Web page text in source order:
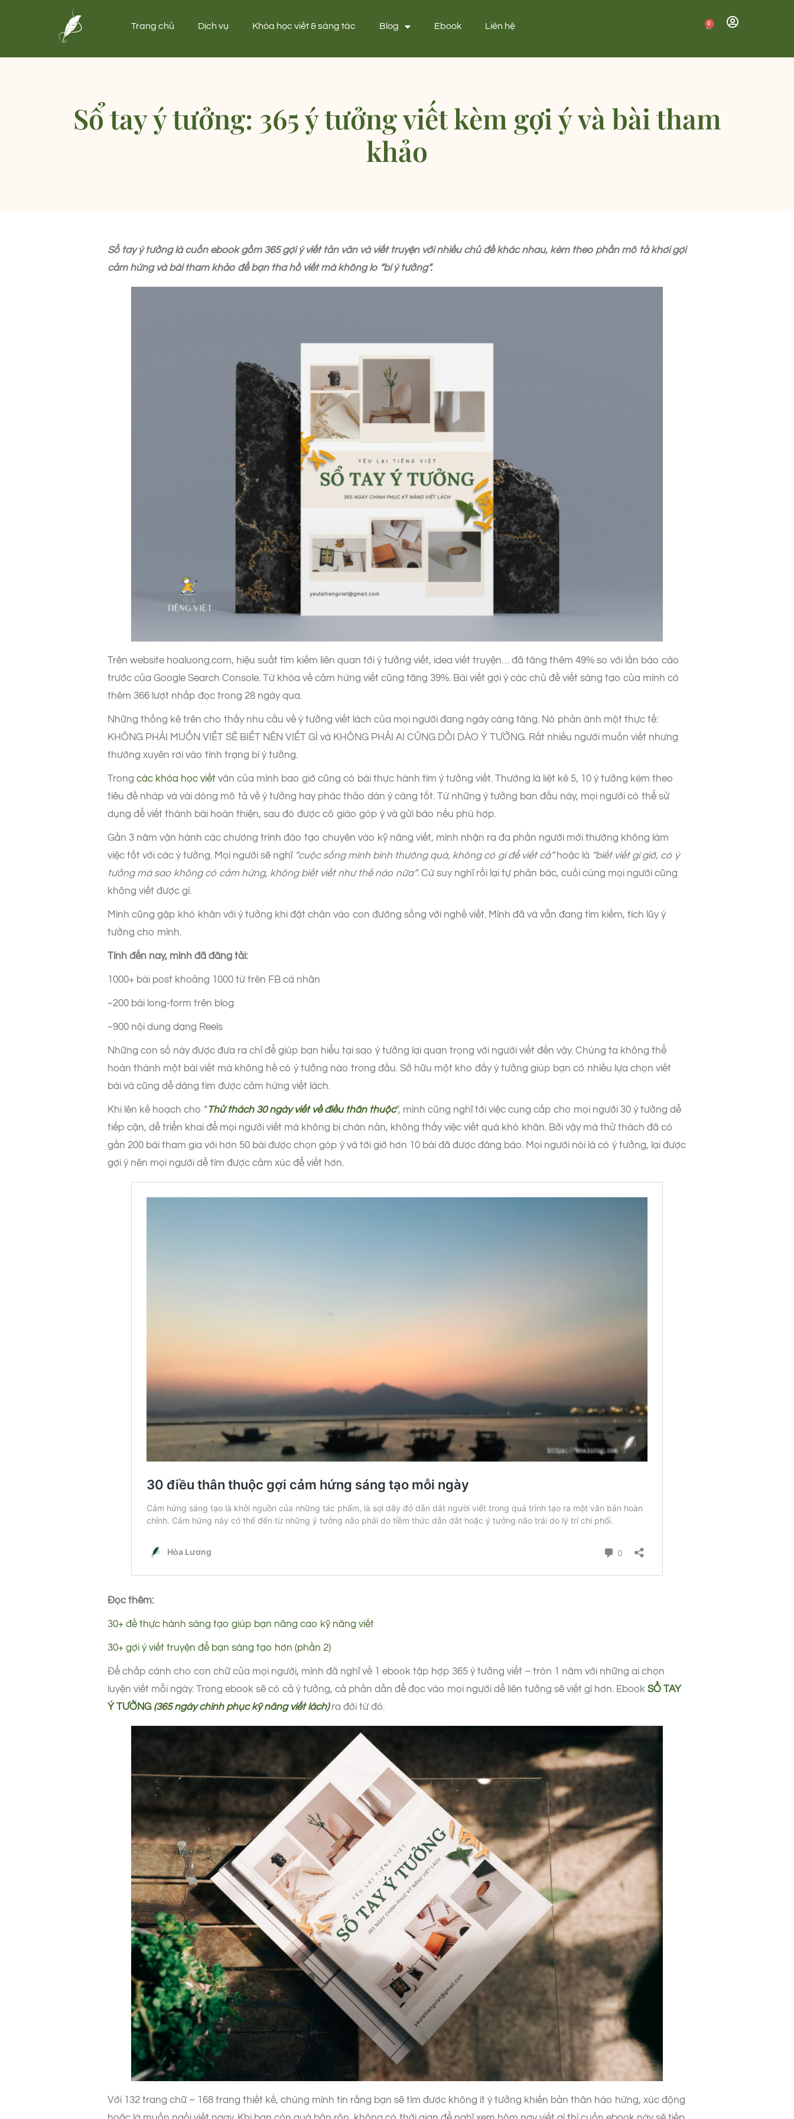
Trang chủ Dịch vụ Khóa học viết & sáng tác Blog Ebook Liên hệ 0
Sổ tay ý tưởng: 365 ý tưởng viết kèm gợi ý và bài tham
khảo
Sổ tay ý tưởng là cuốn ebook gồm 365 gợi ý viết tản văn và viết truyện với nhiều chủ đề khác nhau, kèm theo phần mô tả khơi gợi
cảm hứng và bài tham khảo để bạn tha hồ viết mà không lo “bí ý tưởng”.
Trên website hoaluong.com, hiệu suất tìm kiếm liên quan tới ý tưởng viết, idea viết truyện… đã tăng thêm 49% so với lần báo cáo
trước của Google Search Console. Từ khóa về cảm hứng viết cũng tăng 39%. Bài viết gợi ý các chủ đề viết sáng tạo của mình có
thêm 366 lượt nhấp đọc trong 28 ngày qua.
Những thống kê trên cho thấy nhu cầu về ý tưởng viết lách của mọi người đang ngày càng tăng. Nó phản ánh một thực tế:
KHÔNG PHẢI MUỐN VIẾT SẼ BIẾT NÊN VIẾT GÌ và KHÔNG PHẢI AI CŨNG DỒI DÀO Ý TƯỞNG. Rất nhiều người muốn viết nhưng
thường xuyên rơi vào tình trạng bí ý tưởng.
Trong các khóa học viết văn của mình bao giờ cũng có bài thực hành tìm ý tưởng viết. Thường là liệt kê 5, 10 ý tưởng kèm theo
tiêu đề nháp và vài dòng mô tả về ý tưởng hay phác thảo dàn ý càng tốt. Từ những ý tưởng ban đầu này, mọi người có thể sử
dụng để viết thành bài hoàn thiện, sau đó được cô giáo góp ý và gửi báo nếu phù hợp.
Gần 3 năm vận hành các chương trình đào tạo chuyên vào kỹ năng viết, mình nhận ra đa phần người mới thường không làm
việc tốt với các ý tưởng. Mọi người sẽ nghĩ “cuộc sống mình bình thường quá, không có gì để viết cả”hoặc là “biết viết gì giờ, có ý
tưởng mà sao không có cảm hứng, không biết viết như thế nào nữa”. Cứ suy nghĩ rồi lại tự phản bác, cuối cùng mọi người cũng
không viết được gì.
Mình cũng gặp khó khăn với ý tưởng khi đặt chân vào con đường sống với nghề viết. Mình đã và vẫn đang tìm kiếm, tích lũy ý
tưởng cho mình.
Tính đến nay, mình đã đăng tải:
1000+ bài post khoảng 1000 từ trên FB cá nhân
~200 bài long-form trên blog
~900 nội dung dạng Reels
Những con số này được đưa ra chỉ để giúp bạn hiểu tại sao ý tưởng lại quan trọng với người viết đến vậy. Chúng ta không thể
hoàn thành một bài viết mà không hề có ý tưởng nào trong đầu. Sở hữu một kho đầy ý tưởng giúp bạn có nhiều lựa chọn viết
bài và cũng dễ dàng tìm được cảm hứng viết lách.
Khi lên kế hoạch cho “Thử thách 30 ngày viết về điều thân thuộc”, mình cũng nghĩ tới việc cung cấp cho mọi người 30 ý tưởng dễ
tiếp cận, dễ triển khai để mọi người viết mà không bị chán nản, không thấy việc viết quá khó khăn. Bởi vậy mà thử thách đã có
gần 200 bài tham gia với hơn 50 bài được chọn góp ý và tới giờ hơn 10 bài đã được đăng báo. Mọi người nói là có ý tưởng, lại được
gợi ý nên mọi người dễ tìm được cảm xúc để viết hơn.
Đọc thêm:
30+ đề thực hành sáng tạo giúp bạn nâng cao kỹ năng viết
30+ gợi ý viết truyện để bạn sáng tạo hơn (phần 2)
Để chắp cánh cho con chữ của mọi người, mình đã nghĩ về 1 ebook tập hợp 365 ý tưởng viết – tròn 1 năm với những ai chọn
luyện viết mỗi ngày. Trong ebook sẽ có cả ý tưởng, cả phần dẫn để đọc vào mọi người dễ liên tưởng sẽ viết gì hơn. Ebook SỔ TAY
Ý TƯỞNG (365 ngày chinh phục kỹ năng viết lách)ra đời từ đó.
Với 132 trang chữ – 168 trang thiết kế, chúng mình tin rằng bạn sẽ tìm được không ít ý tưởng khiến bản thân hào hứng, xúc động